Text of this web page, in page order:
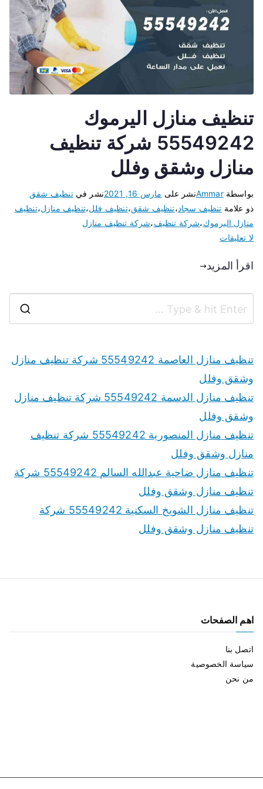
تنظيف منازل اليرموك
55549242 شركة تنظيف
منازل وشقق وفلل
بواسطةAmmarنشر على مارس 16, 2021 نشر فيتنظيف شقق
ذو علامة تنظيف سجاد،تنظيف شقق،تنظيف فلل،تنظيف منازل،تنظيف
منازل اليرموك،شركة تنظيف،شركة تنظيف منازل
لا تعليقات
اقرأ المزيد
تنظيف منازل العاصمة 55549242 شركة تنظيف منازل
وشقق وفلل
تنظيف منازل الدسمة 55549242 شركة تنظيف منازل
وشقق وفلل
تنظيف منازل المنصورية 55549242 شركة تنظيف
منازل وشقق وفلل
تنظيف منازل ضاحية عبدالله السالم 55549242 شركة
تنظيف منازل وشقق وفلل
تنظيف منازل الشويخ السكنية 55549242 شركة
تنظيف منازل وشقق وفلل
اهم الصفحات
اتصل بنا
سياسة الخصوصية
من نحن